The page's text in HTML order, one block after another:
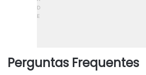
Perguntas Frequentes